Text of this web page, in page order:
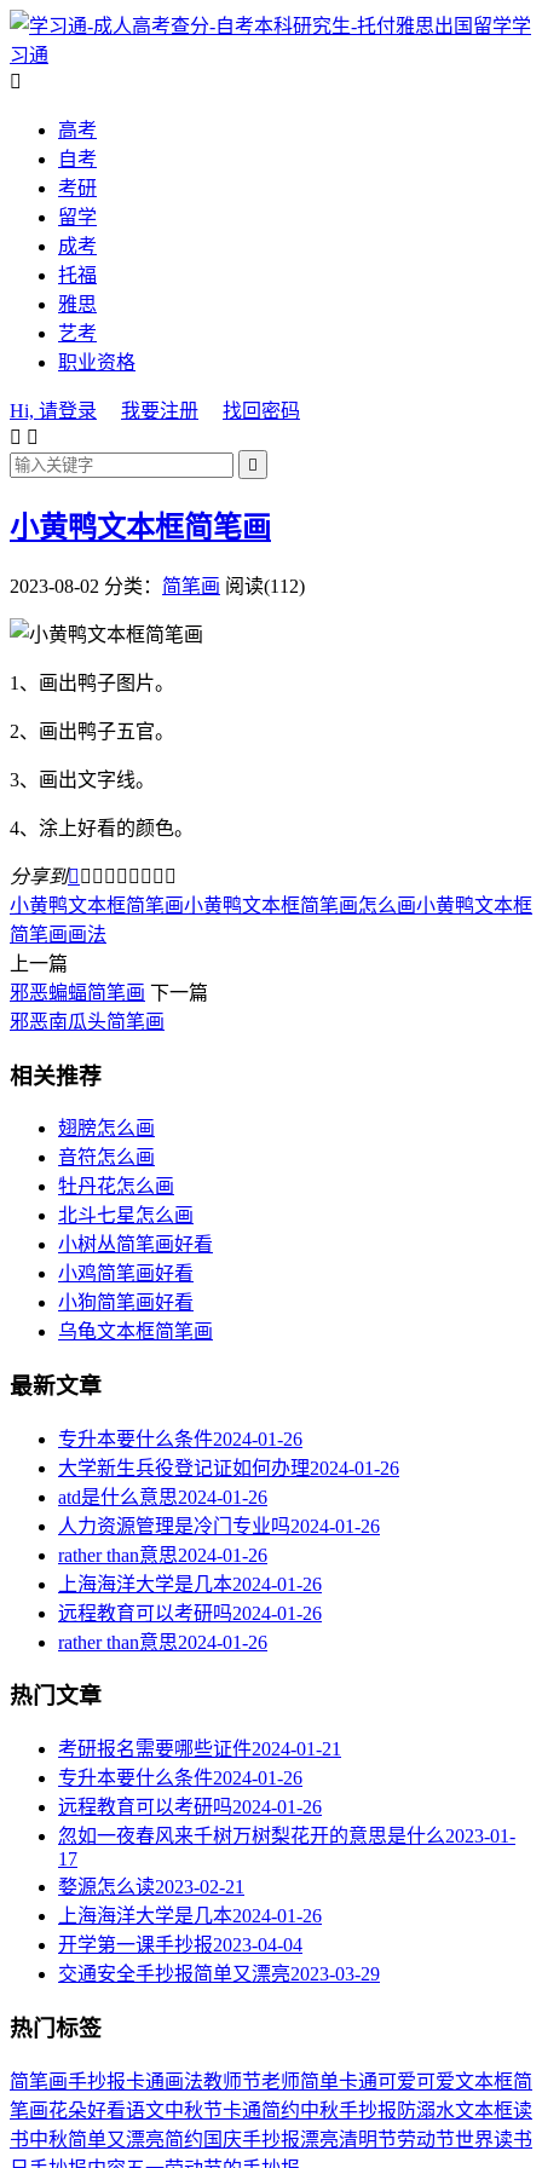
学
习通

高考
自考
考研
留学
成考
托福
雅思
艺考
职业资格
Hi, 请登录 我要注册
找回密码
 

小黄鸭文本框简笔画
2023-08-02 分类： 简笔画 阅读(112)
1、画出鸭子图片。
2、画出鸭子五官。
3、画出文字线。
4、涂上好看的颜色。
分享到        
小黄鸭文本框简笔画小黄鸭文本框简笔画怎么画小黄鸭文本框
简笔画画法
上一篇
邪恶蝙蝠简笔画 下一篇
邪恶南瓜头简笔画
相关推荐
翅膀怎么画
音符怎么画
牡丹花怎么画
北斗七星怎么画
小树丛简笔画好看
小鸡简笔画好看
小狗简笔画好看
乌龟文本框简笔画
最新文章
专升本要什么条件2024-01-26
大学新生兵役登记证如何办理2024-01-26
atd是什么意思2024-01-26
人力资源管理是冷门专业吗2024-01-26
rather than意思2024-01-26
上海海洋大学是几本2024-01-26
远程教育可以考研吗2024-01-26
rather than意思2024-01-26
热门文章
考研报名需要哪些证件2024-01-21
专升本要什么条件2024-01-26
远程教育可以考研吗2024-01-26
忽如一夜春风来千树万树梨花开的意思是什么2023-01-
17
婺源怎么读2023-02-21
上海海洋大学是几本2024-01-26
开学第一课手抄报2023-04-04
交通安全手抄报简单又漂亮2023-03-29
热门标签
简笔画手抄报卡通画法教师节老师简单卡通可爱可爱文本框简
笔画花朵好看语文中秋节卡通简约中秋手抄报 防溺水文本框读
书中秋简单又漂亮简约 国庆手抄报漂亮清明节劳动节世界读书